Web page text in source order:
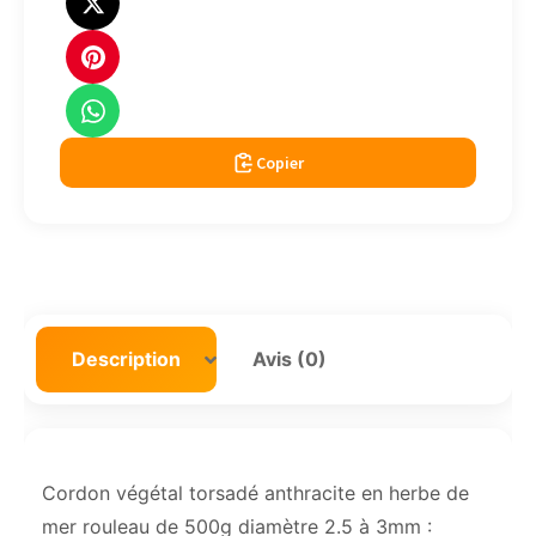
Copier
Description Avis (0)
Cordon végétal torsadé anthracite en herbe de
mer rouleau de 500g diamètre 2.5 à 3mm :